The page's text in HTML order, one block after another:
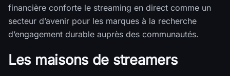
financière conforte le streaming en direct comme un
secteur d’avenir pour les marques à la recherche
d’engagement durable auprès des communautés.
Les maisons de streamers